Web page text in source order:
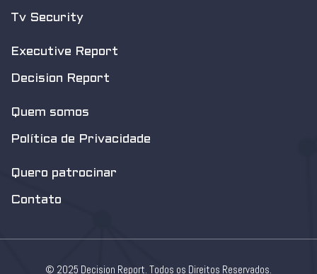
Tv Security
Executive Report
Decision Report
Quem somos
Política de Privacidade
Quero patrocinar
Contato
© 2025 Decision Report. Todos os Direitos Reservados.